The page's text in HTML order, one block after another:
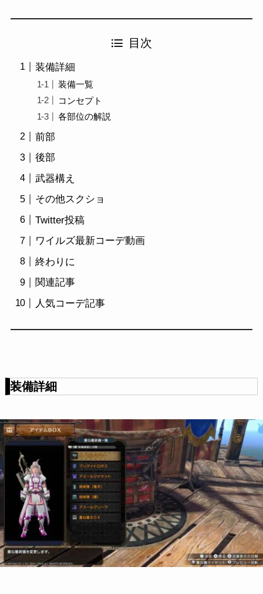
目次
装備詳細
装備一覧
コンセプト
各部位の解説
前部
後部
武器構え
その他スクショ
Twitter投稿
ワイルズ最新コーデ動画
終わりに
関連記事
人気コーデ記事
装備詳細